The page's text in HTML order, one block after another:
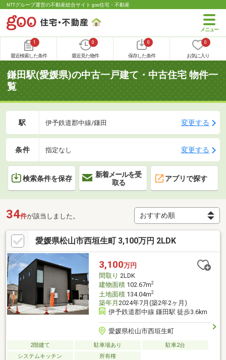
NTTグループ運営の不動産総合サイト goo住宅・不動産
1
最近検索した条件
0
最近見た物件
0
保存した条件
0
お気に入り
鎌田駅(愛媛県)の中古一戸建て・中古住宅 物件一
覧
駅 伊予鉄道郡中線/鎌田 変更する
条件 指定なし 変更する
検索条件を保存
新着メールを受
取る
アプリで探す
34件が該当しました。
愛媛県松山市西垣生町 3,100万円 2LDK
3,100万円
間取り 2LDK
建物面積102.67m2
土地面積134.04m2
築年月 2024年7月(築2年2ヶ月)
伊予鉄道郡中線 鎌田駅 徒歩3.6km
愛媛県松山市西垣生町
2階建て 駐車場あり
駐車2台
システムキッチン
所有権